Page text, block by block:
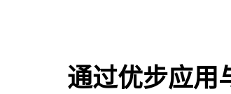
通过优步应用